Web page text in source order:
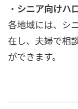
・ シニア向けハ
各地域には、シ
在し、夫婦で相
ができます。